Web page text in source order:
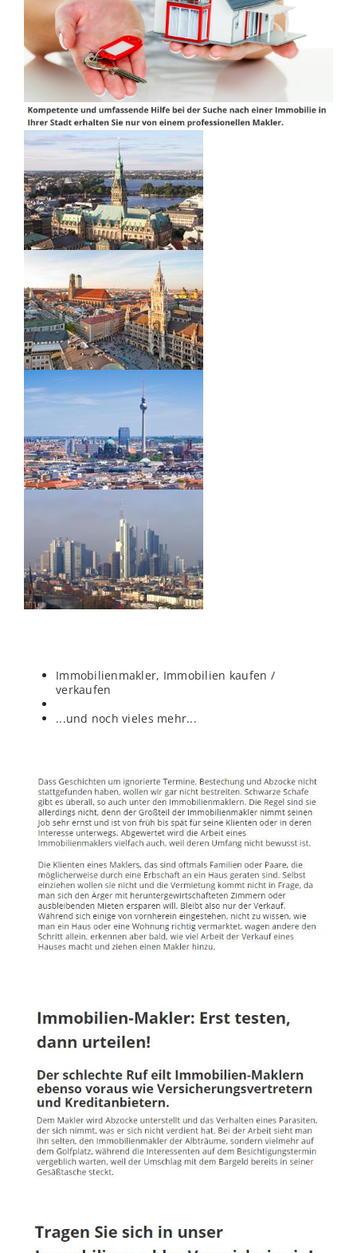
Immobilienmakler, Immobilien kaufen /
verkaufen
...und noch vieles mehr...